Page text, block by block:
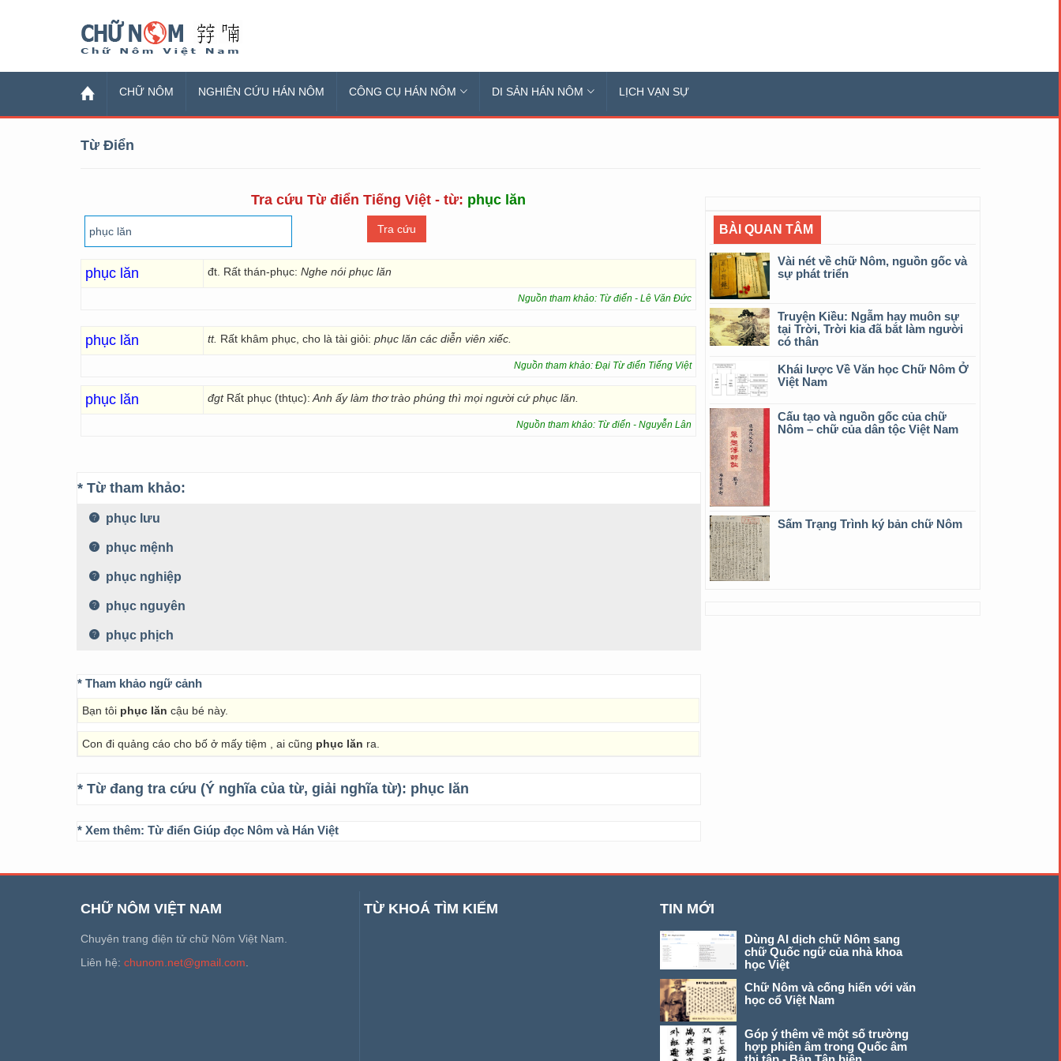
CHỮ NÔM NGHIÊN CỨU HÁN NÔM CÔNG CỤ HÁN NÔM DI SẢN HÁN NÔM LỊCH VẠN SỰ
Từ Điển
Tra cứu Từ điển Tiếng Việt - từ: phục lăn
phục lăn đt. Rất thán-phục: Nghe nói phục lăn
Nguồn tham khảo: Từ điển - Lê Văn Đức
phục lăn tt. Rất khâm phục, cho là tài giỏi: phục lăn các diễn viên xiếc.
Nguồn tham khảo: Đại Từ điển Tiếng Việt
phục lăn đgt Rất phục (thtục): Anh ấy làm thơ trào phúng thì mọi người cứ phục lăn.
Nguồn tham khảo: Từ điển - Nguyễn Lân
* Từ tham khảo:
phục lưu
phục mệnh
phục nghiệp
phục nguyên
phục phịch
* Tham khảo ngữ cảnh
Bạn tôi phục lăn cậu bé này.
Con đi quảng cáo cho bố ở mấy tiệm , ai cũng phục lăn ra.
* Từ đang tra cứu (Ý nghĩa của từ, giải nghĩa từ): phục lăn
* Xem thêm: Từ điển Giúp đọc Nôm và Hán Việt
BÀI QUAN TÂM
Vài nét về chữ Nôm, nguồn gốc và
sự phát triển
Truyện Kiều: Ngẫm hay muôn sự
tại Trời, Trời kia đã bắt làm người
có thân
Khái lược Về Văn học Chữ Nôm Ở
Việt Nam
Cấu tạo và nguồn gốc của chữ
Nôm – chữ của dân tộc Việt Nam
Sấm Trạng Trình ký bản chữ Nôm
CHỮ NÔM VIỆT NAM
Chuyên trang điện tử chữ Nôm Việt Nam.
Liên hệ: chunom.net@gmail.com
TỪ KHOÁ TÌM KIẾM TIN MỚI
Dùng AI dịch chữ Nôm sang
chữ Quốc ngữ của nhà khoa
học Việt
Chữ Nôm và cống hiến với văn
học cổ Việt Nam
Góp ý thêm về một số trường
hợp phiên âm trong Quốc âm